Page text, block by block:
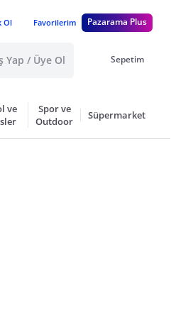
Ol Favorilerim Pazarama Plus
Yap / Üye Ol Sepetim
ve
Spor ve
Outdoor
Süpermarket